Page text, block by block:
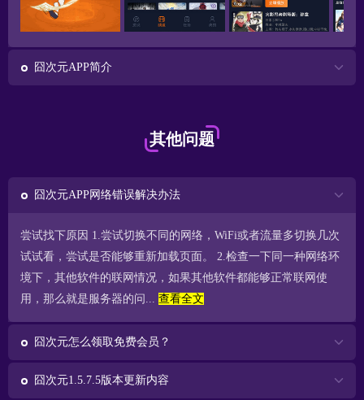
囧次元APP简介
其他问题
囧次元APP网络错误解决办法
尝试找下原因 1.尝试切换不同的网络，WiFi或者流量多切换几次
试试看，尝试是否能够重新加载页面。 2.检查一下同一种网络环
境下，其他软件的联网情况，如果其他软件都能够正常联网使
用，那么就是服务器的问... 查看全文
囧次元怎么领取免费会员？
囧次元1.5.7.5版本更新内容